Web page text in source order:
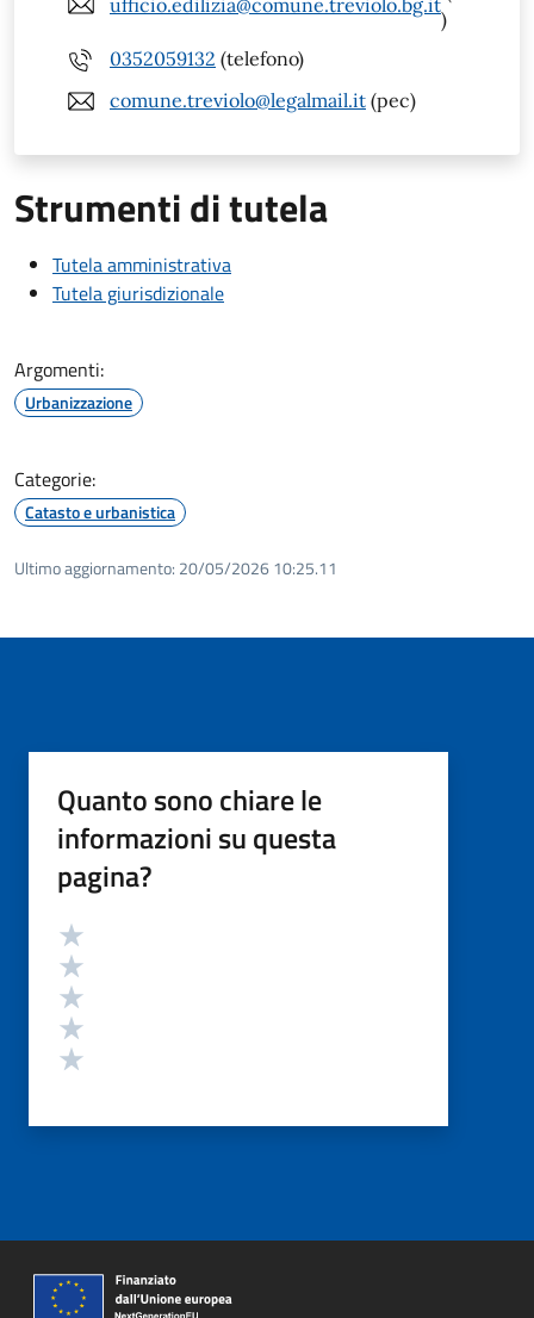
)
0352059132 (telefono)
comune.treviolo@legalmail.it (pec)
Strumenti di tutela
Tutela amministrativa
Tutela giurisdizionale
Argomenti:
Urbanizzazione
Categorie:
Catasto e urbanistica
Ultimo aggiornamento: 20/05/2026 10:25.11
Quanto sono chiare le
informazioni su questa
pagina?
Valutazione